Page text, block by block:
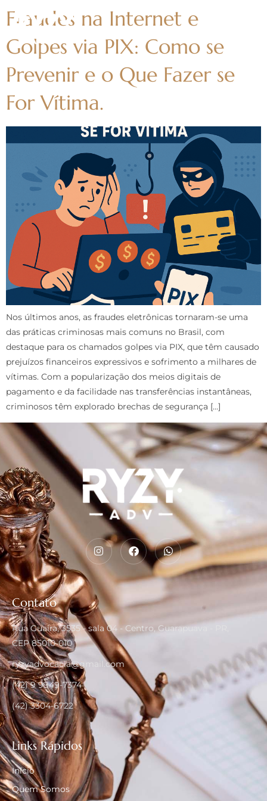
Fraudes na Internet e
Golpes via PIX: Como se
Prevenir e o Que Fazer se
For Vítima.
Nos últimos anos, as fraudes eletrônicas tornaram-se uma
das práticas criminosas mais comuns no Brasil, com
destaque para os chamados golpes via PIX, que têm causado
prejuízos financeiros expressivos e sofrimento a milhares de
vítimas. Com a popularização dos meios digitais de
pagamento e da facilidade nas transferências instantâneas,
criminosos têm explorado brechas de segurança […]
Contato
Rua Guaíra, 3535 - sala 04 - Centro, Guarapuava - PR,
CEP 85010-010
ryzyadvocacia@gmail.com
(42) 9 9949-7374
(42) 3304-6722
Links Rápidos
Início
Quem Somos